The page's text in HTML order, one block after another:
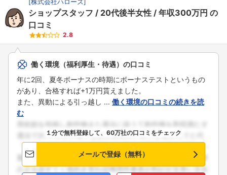
ショップスタッフ 20代後半女性 年収300万円 の
口コミ
2.8
働く環境（福利厚生・待遇）の口コミ
年に2回、夏冬ボーナスの時期にボーナステストというもの
があり、合格すれば+1万円貰えました。
また、異動による引っ越し ... 働く環境の口コミの続きを読
む
１分で無料登録して、60万社の口コミをチェック
メールで登録（無料）